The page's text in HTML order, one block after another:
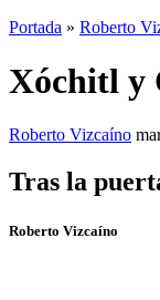
Portada » Roberto
Xóchitl y
Roberto Vizcaíno
Tras la
Roberto Vizcaíno